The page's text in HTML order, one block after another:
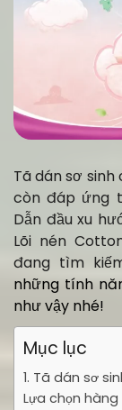
Tã dán sơ
còn đáp ứng
Dẫn đầu xu
Lõi nén
đang tìm
những tính
như vậy nhé!
Mục lục
1. Tã dán sơ
Lựa chọn